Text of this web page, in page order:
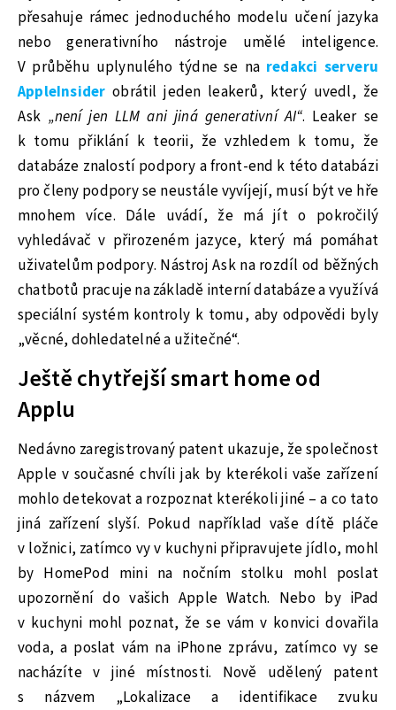
přesahuje rámec jednoduchého modelu učení jazyka
nebo generativního nástroje umělé inteligence.
V průběhu uplynulého týdne se na redakci serveru
AppleInsider obrátil jeden leakerů, který uvedl, že
Ask „není jen LLM ani jiná generativní AI“. Leaker se
k tomu přiklání k teorii, že vzhledem k tomu, že
databáze znalostí podpory a front-end k této databázi
pro členy podpory se neustále vyvíjejí, musí být ve hře
mnohem více. Dále uvádí, že má jít o pokročilý
vyhledávač v přirozeném jazyce, který má pomáhat
uživatelům podpory. Nástroj Ask na rozdíl od běžných
chatbotů pracuje na základě interní databáze a využívá
speciální systém kontroly k tomu, aby odpovědi byly
„věcné, dohledatelné a užitečné“.
Ještě chytřejší smart home od
Applu
Nedávno zaregistrovaný patent ukazuje, že společnost
Apple v současné chvíli jak by kterékoli vaše zařízení
mohlo detekovat a rozpoznat kterékoli jiné – a co tato
jiná zařízení slyší. Pokud například vaše dítě pláče
v ložnici, zatímco vy v kuchyni připravujete jídlo, mohl
by HomePod mini na nočním stolku mohl poslat
upozornění do vašich Apple Watch. Nebo by iPad
v kuchyni mohl poznat, že se vám v konvici dovařila
voda, a poslat vám na iPhone zprávu, zatímco vy se
nacházíte v jiné místnosti. Nově udělený patent
s názvem „Lokalizace a identifikace zvuku